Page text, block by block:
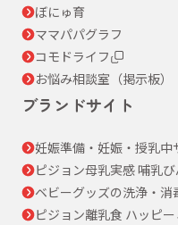
ぼにゅ育
ママパパグラフ
コモドライフ
お悩み相談室（掲示板）
ブランドサイト
妊娠準備・妊娠・授乳中
ピジョン母乳実感 哺乳び
ベビーグッズの洗浄・消
ピジョン離乳食 ハッピ